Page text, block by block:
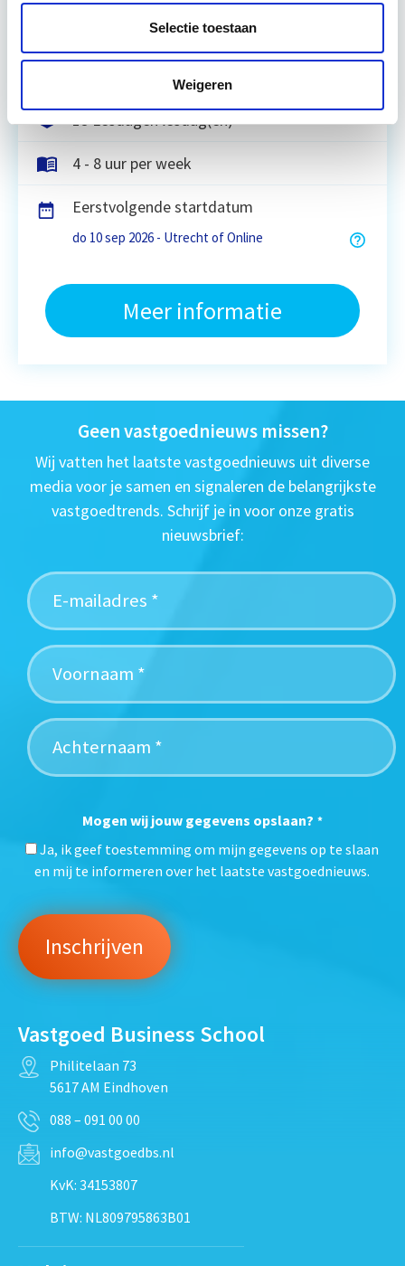
Selectie toestaan
Weigeren
komen voorbij, waarbij de… Lees verder
Utrecht en/of online
15 Lesdagen lesdag(en)
4 - 8 uur per week
Eerstvolgende startdatum
do 10 sep 2026 - Utrecht of Online
Meer informatie
Geen vastgoednieuws missen?
Wij vatten het laatste vastgoednieuws uit diverse
media voor je samen en signaleren de belangrijkste
vastgoedtrends. Schrijf je in voor onze gratis
nieuwsbrief:
Mogen wij jouw gegevens opslaan? *
Ja, ik geef toestemming om mijn gegevens op te slaan
en mij te informeren over het laatste vastgoednieuws.
Vastgoed Business School
Philitelaan 73
5617 AM Eindhoven
088 – 091 00 00
info@vastgoedbs.nl
KvK: 34153807
BTW: NL809795863B01